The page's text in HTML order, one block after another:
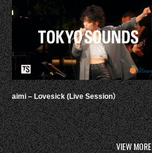
aimi – Lovesick (Live Session）
VIEW MORE